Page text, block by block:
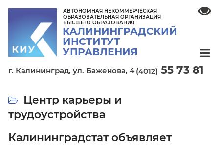
АВТОНОМНАЯ НЕКОММЕРЧЕСКАЯ
ОБРАЗОВАТЕЛЬНАЯ ОРГАНИЗАЦИЯ
ВЫСШЕГО ОБРАЗОВАНИЯ
КАЛИНИНГРАДСКИЙ
ИНСТИТУТ
Центр карьеры и
трудоустройства